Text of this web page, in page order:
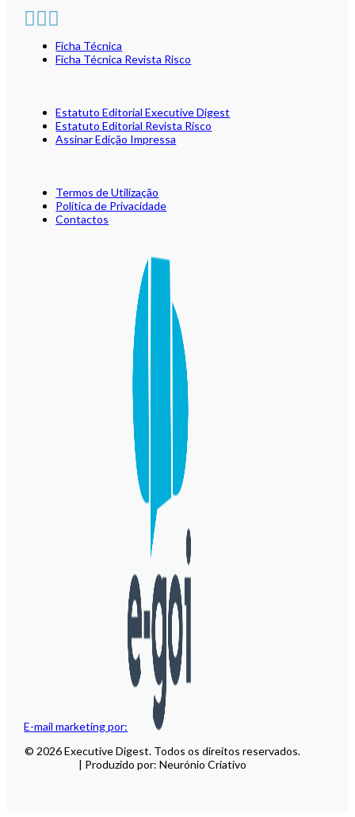
E-mail marketing por:
Ficha Técnica
Ficha Técnica Revista Risco
Estatuto Editorial Executive Digest
Estatuto Editorial Revista Risco
Assinar Edição Impressa
Termos de Utilização
Política de Privacidade
Contactos
© 2026 Executive Digest. Todos os direitos reservados.
| Produzido por: Neurónio Criativo